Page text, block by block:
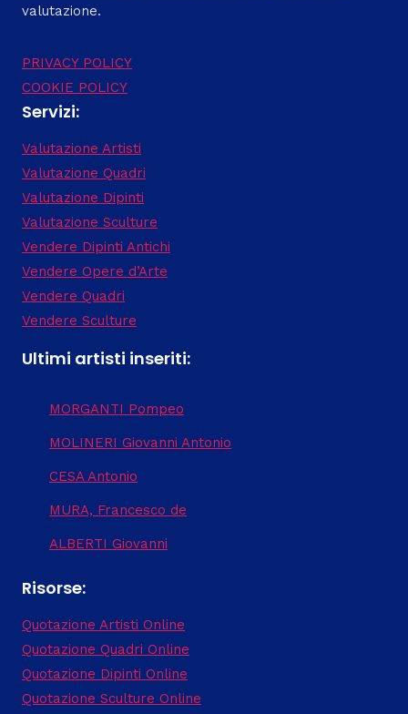
valutazione.
PRIVACY POLICY
COOKIE POLICY
Servizi:
Valutazione Artisti
Valutazione Quadri
Valutazione Dipinti
Valutazione Sculture
Vendere Dipinti Antichi
Vendere Opere d’Arte
Vendere Quadri
Vendere Sculture
Ultimi artisti inseriti:
MORGANTI Pompeo
MOLINERI Giovanni Antonio
CESA Antonio
MURA, Francesco de
ALBERTI Giovanni
Risorse:
Quotazione Artisti Online
Quotazione Quadri Online
Quotazione Dipinti Online
Quotazione Sculture Online